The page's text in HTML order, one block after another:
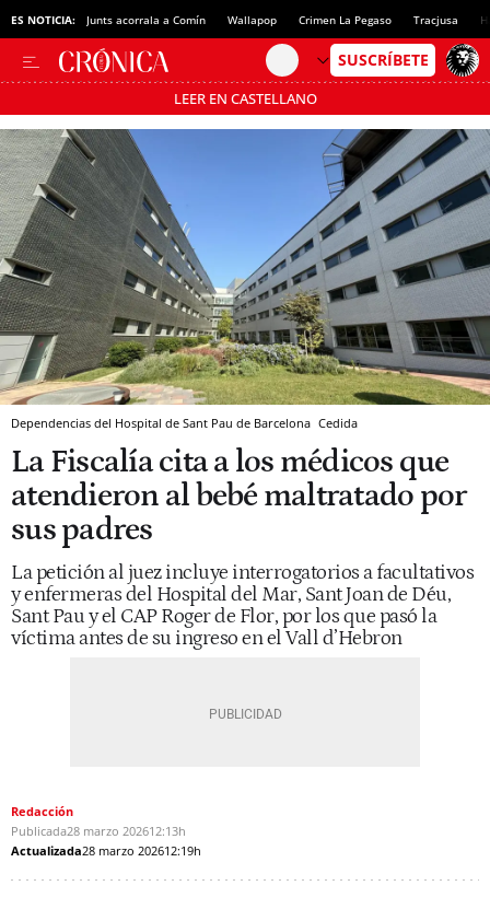
ES NOTICIA: Junts acorrala a Comín Wallapop Crimen La Pegaso Tracjusa
LEER EN CASTELLANO
Pásate al MODO AHORRO
Dependencias del Hospital de Sant Pau de Barcelona Cedida
La Fiscalía cita a los médicos que
atendieron al bebé maltratado por
sus padres
La petición al juez incluye interrogatorios a facultativos
y enfermeras del Hospital del Mar, Sant Joan de Déu,
Sant Pau y el CAP Roger de Flor, por los que pasó la
víctima antes de su ingreso en el Vall d’Hebron
Redacción
Publicada28 marzo 202612:13h
Actualizada28 marzo 202612:19h